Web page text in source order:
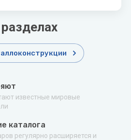
известные мировые
каталога
регулярно расширяется и